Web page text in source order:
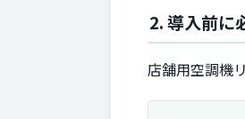
2. 導入前に
店舗用空調機